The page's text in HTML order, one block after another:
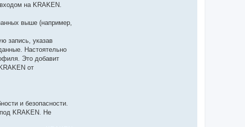
на KRAKEN.
выше (например,
запись, указав
Настоятельно
Это добавит
от
и безопасности.
KRAKEN. Не